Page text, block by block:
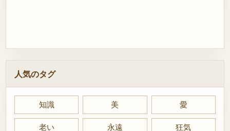
人気のタグ
知識 美 愛
老い 永遠 狂気